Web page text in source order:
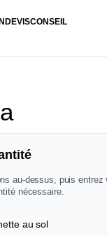
DEVISCONSEIL
au-dessus, puis entrez
nécessaire.
au sol